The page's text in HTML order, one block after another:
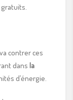
contrer ces
dans la
d’énergie.